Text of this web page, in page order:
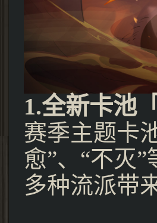
1.全新卡池
赛季主题卡
愈”、“不灭
多种流派带